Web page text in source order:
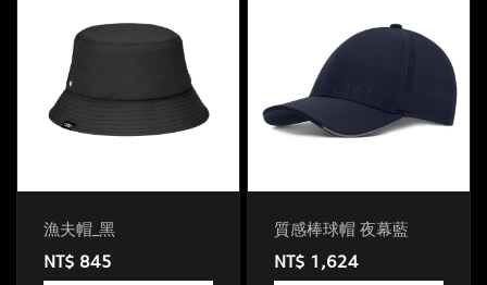
漁夫帽_黑
NT$ 845
質感棒球帽 夜幕藍
NT$ 1,624